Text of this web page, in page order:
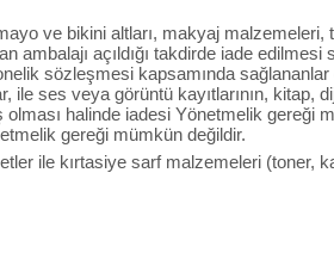
ve bikini altları, makyaj malzemeleri,
açıldığı takdirde iade edilmesi
sözleşmesi kapsamında sağlananlar
ses veya görüntü kayıtlarının, kitap,
halinde iadesi Yönetmelik gereği
gereği mümkün değildir.
ile kırtasiye sarf malzemeleri (toner,